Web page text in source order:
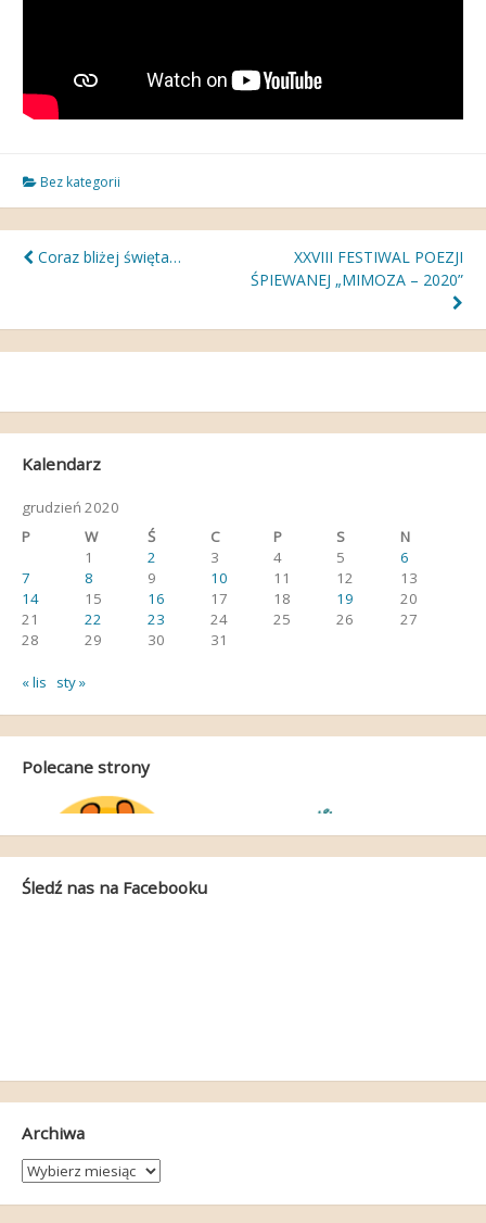
Bez kategorii
Nawigacja
Coraz bliżej święta…
XXVIII FESTIWAL POEZJI
ŚPIEWANEJ „MIMOZA – 2020”
Kalendarz
grudzień 2020
P
W Ś C P S
N
1
2 3 4 5
6
7
8 9 10 11 12
13
14
15 16 17 18 19
20
21
22 23 24 25 26
27
28
29 30 31
« lis sty »
Polecane strony
Śledź nas na Facebooku
Archiwa
Archiwa